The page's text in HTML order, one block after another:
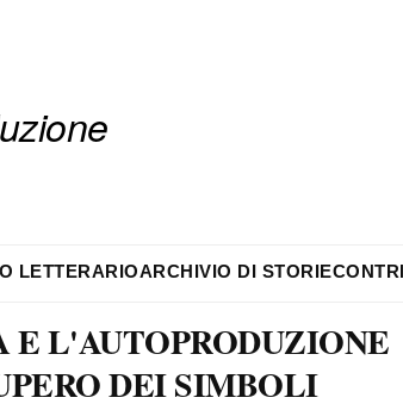
LETTERARIOARCHIVIO DI STORIE
E L'AUTOPRODUZIONE
DEI SIMBOLI